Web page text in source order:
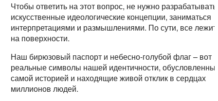
Чтобы ответить на этот вопрос, не нужно разрабатывать
искусственные идеологические концепции, заниматься
интерпретациями и размышлениями. По сути, все лежит
на поверхности.
Наш бирюзовый паспорт и небесно-голубой флаг – вот
реальные символы нашей идентичности,
самой историей и находящие живой отклик в сердцах
миллионов людей.